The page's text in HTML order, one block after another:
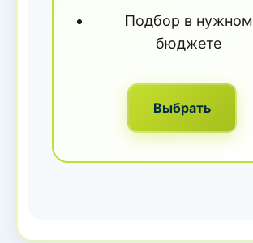
Подбор в нужном
бюджете
Выбрать